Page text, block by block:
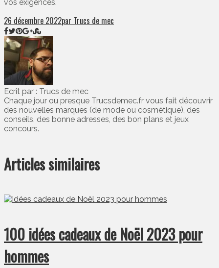
vos exigences.
26 décembre 2022par Trucs de mec
Ecrit par : Trucs de mec
Chaque jour ou presque Trucsdemec.fr vous fait découvrir
des nouvelles marques (de mode ou cosmétique), des
conseils, des bonne adresses, des bon plans et jeux
concours.
Articles similaires
100 idées cadeaux de Noël 2023 pour
hommes